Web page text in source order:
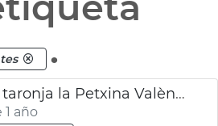
.
Solicituts zona taronja la Petxina València
año